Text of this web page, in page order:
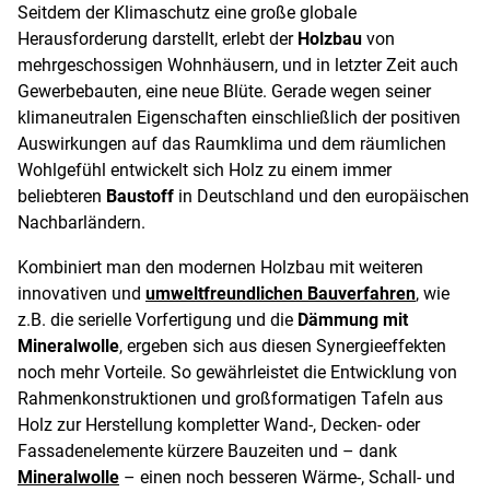
Seitdem der Klimaschutz eine große globale
Herausforderung darstellt, erlebt der Holzbau von
mehrgeschossigen Wohnhäusern, und in letzter Zeit auch
Gewerbebauten, eine neue Blüte. Gerade wegen seiner
klimaneutralen Eigenschaften einschließlich der positiven
Auswirkungen auf das Raumklima und dem räumlichen
Wohlgefühl entwickelt sich Holz zu einem immer
beliebteren Baustoff in Deutschland und den europäischen
Nachbarländern.
Kombiniert man den modernen Holzbau mit weiteren
innovativen und umweltfreundlichen Bauverfahren, wie
z.B. die serielle Vorfertigung und die Dämmung mit
Mineralwolle, ergeben sich aus diesen Synergieeffekten
noch mehr Vorteile. So gewährleistet die Entwicklung von
Rahmenkonstruktionen und großformatigen Tafeln aus
Holz zur Herstellung kompletter Wand-, Decken- oder
Fassadenelemente kürzere Bauzeiten und – dank
Mineralwolle – einen noch besseren Wärme-, Schall- und